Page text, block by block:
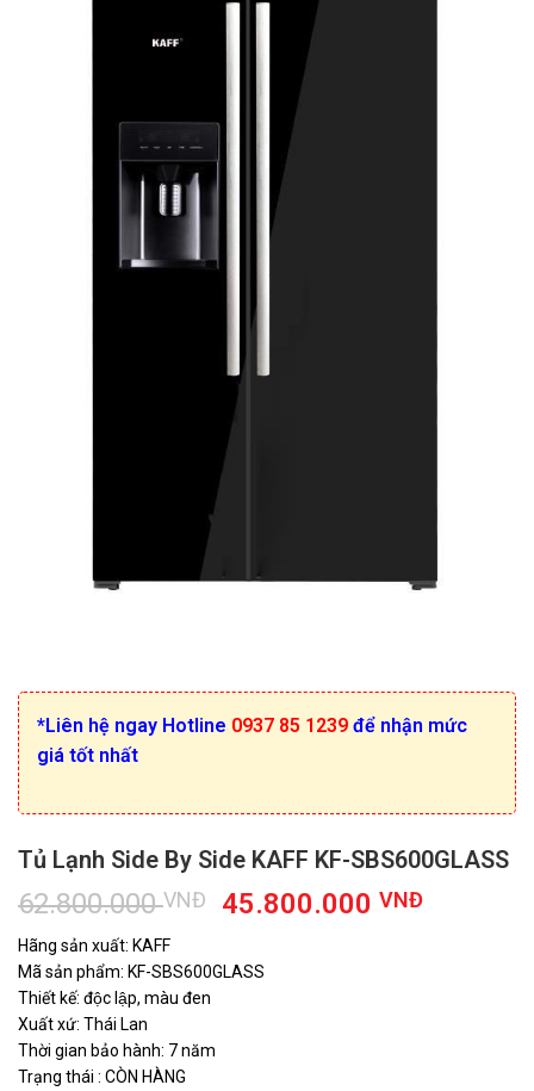
*Liên hệ ngay Hotline 0937 85 1239 để nhận mức
giá tốt nhất
Tủ Lạnh Side By Side KAFF KF-SBS600GLASS
62.800.000VNĐ
Giá
là:
62.800.000 VNĐ.
45.800.000VNĐGiá
Hãng sản xuất: KAFF
Mã sản phẩm: KF-SBS600GLASS
Thiết kế: độc lập, màu đen
Xuất xứ: Thái Lan
Thời gian bảo hành: 7 năm
Trạng thái : CÒN HÀNG